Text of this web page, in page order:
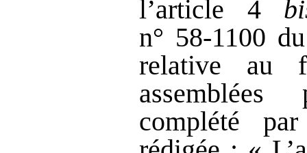
l’article 4
n° 58‑1100
relative au
assemblées
complété